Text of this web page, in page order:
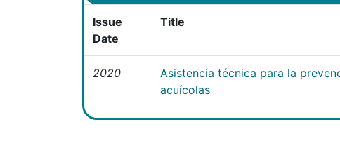
Issue
Date
Title
2020
Asistencia técnica para la
acuícolas